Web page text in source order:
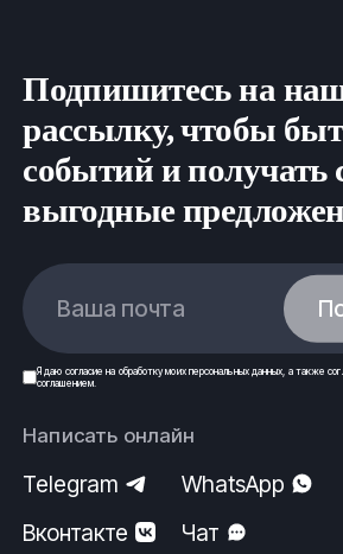
Подпишитесь на
рассылку, чтобы
событий и получать
выгодные
Ваша почта
Я даю согласие на обработку моих персональных данных, а также
соглашением.
Написать онлайн
Telegram
WhatsApp
Вконтакте
Чат